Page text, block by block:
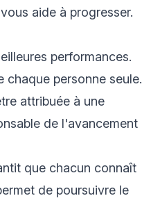
aide à progresser.
performances.
personne seule.
attribuée à une
de l'avancement
que chacun connaît
de poursuivre le